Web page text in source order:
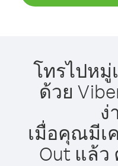
โทรไปหมู่
ด้วย
ง่
เมื่อคุณมีเ
Out แล้